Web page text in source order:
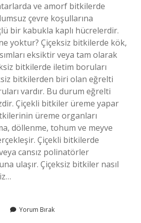
ve amorf bitkilerde
çevre koşullarına
bir kabukla kaplı hücrelerdir.
yoktur? Çiçeksiz bitkilerde kök,
eksiktir veya tam olarak
bitkilerde iletim boruları
bitkilerden biri olan eğrelti
vardır. Bu durum eğrelti
Çiçekli bitkiler üreme yapar
üreme organları
döllenme, tohum ve meyve
Çiçekli bitkilerde
cansız polinatörler
ulaşır. Çiçeksiz bitkiler nasıl
Yorum Bırak